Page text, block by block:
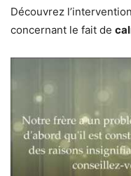
Découvrez
concernant le fait de